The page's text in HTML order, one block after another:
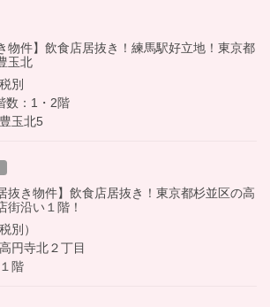
物件】飲食店居抜き！練馬駅好立地！東京都
玉北
別
：1・2階
玉北5
抜き物件】飲食店居抜き！東京都杉並区の高
街沿い１階！
別）
円寺北２丁目
階